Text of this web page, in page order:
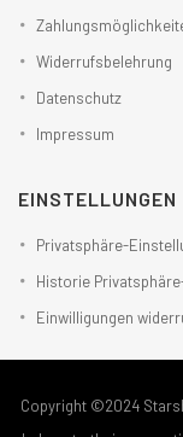
Widerrufsbelehrung
Datenschutz
Impressum
EINSTELLUNGEN
Privatsphäre-
Historie
Einwilligungen
Copyright ©2024